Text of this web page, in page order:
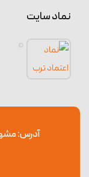
نماد سایت
آدرس: مشهد،